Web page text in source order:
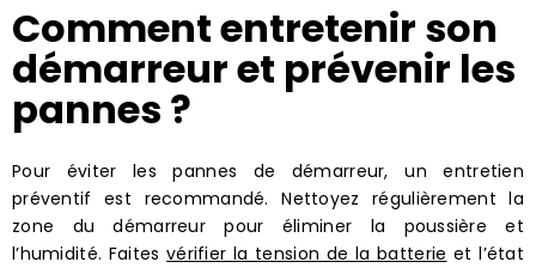
Comment entretenir son
démarreur et prévenir les
pannes ?
Pour éviter les pannes de démarreur, un entretien
préventif est recommandé. Nettoyez régulièrement la
zone du démarreur pour éliminer la poussière et
l’humidité. Faitesvérifier la tension de la batterie et l’état